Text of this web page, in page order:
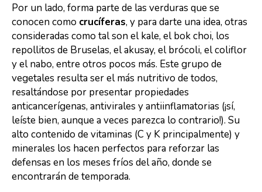
Por un lado, forma parte de las verduras que se
conocen como crucíferas, y para darte una idea, otras
consideradas como tal son el kale, el bok choi, los
repollitos de Bruselas, el akusay, el brócoli, el coliflor
y el nabo, entre otros pocos más. Este grupo de
vegetales resulta ser el más nutritivo de todos,
resaltándose por presentar propiedades
anticancerígenas, antivirales y antiinflamatorias (¡sí,
leíste bien, aunque a veces parezca lo contrario!). Su
alto contenido de vitaminas (C y K principalmente) y
minerales los hacen perfectos para reforzar las
defensas en los meses fríos del año, donde se
encontrarán de temporada.